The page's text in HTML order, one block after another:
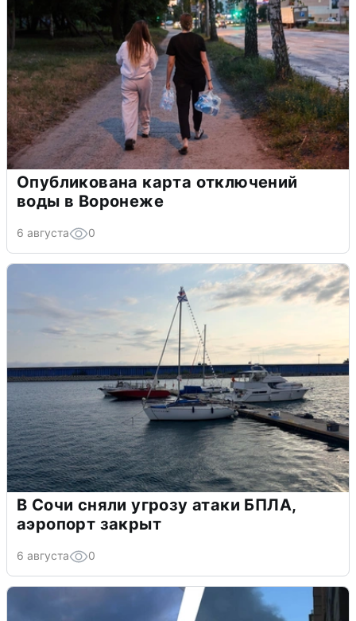
Опубликована карта отключений
воды в Воронеже
6 августа 0
В Сочи сняли угрозу атаки БПЛА,
аэропорт закрыт
6 августа 0